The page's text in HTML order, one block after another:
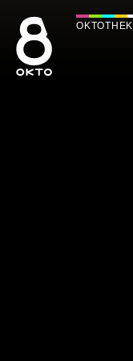
Inhalt
springen
OKTOTHEK